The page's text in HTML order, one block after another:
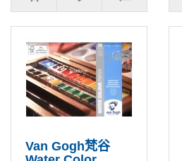
Van Gogh梵谷